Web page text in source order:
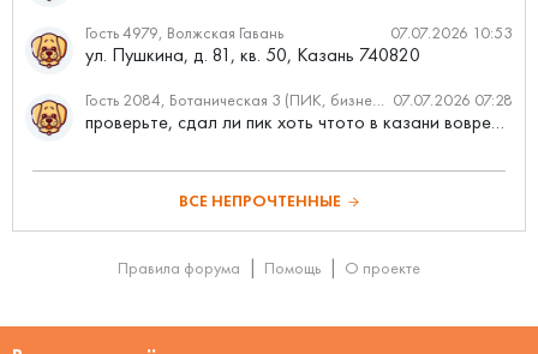
Гость 4979, Волжская Гавань 07.07.2026 10:53
ул. Пушкина, д. 81, кв. 50, Казань 740820
Гость 2084, Ботаническая 3 (ПИК, бизнес-класс) 07.07.2026 07:28
проверьте, сдал ли пик хоть чтото в казани вовремя?
ВСЕ НЕПРОЧТЕННЫЕ
Правила форума Помощь О проекте